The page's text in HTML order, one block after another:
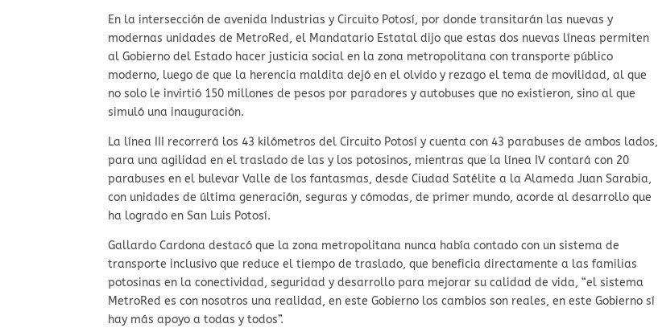
En la intersección de avenida Industrias y Circuito Potosí, por donde transitarán las nuevas y
modernas unidades de MetroRed, el Mandatario Estatal dijo que estas dos nuevas líneas permiten
al Gobierno del Estado hacer justicia social en la zona metropolitana con transporte público
moderno, luego de que la herencia maldita dejó en el olvido y rezago el tema de movilidad, al que
no solo le invirtió 150 millones de pesos por paradores y autobuses que no existieron, sino al que
simuló una inauguración.
La línea III recorrerá los 43 kilómetros del Circuito Potosí y cuenta con 43 parabuses de ambos lados,
para una agilidad en el traslado de las y los potosinos, mientras que la línea IV contará con 20
parabuses en el bulevar Valle de los fantasmas, desde Ciudad Satélite a la Alameda Juan Sarabia,
con unidades de última generación, seguras y cómodas, de primer mundo, acorde al desarrollo que
ha logrado en San Luis Potosí.
Gallardo Cardona destacó que la zona metropolitana nunca había contado con un sistema de
transporte inclusivo que reduce el tiempo de traslado, que beneficia directamente a las familias
potosinas en la conectividad, seguridad y desarrollo para mejorar su calidad de vida, “el sistema
MetroRed es con nosotros una realidad, en este Gobierno los cambios son reales, en este Gobierno sí
hay más apoyo a todas y todos”.